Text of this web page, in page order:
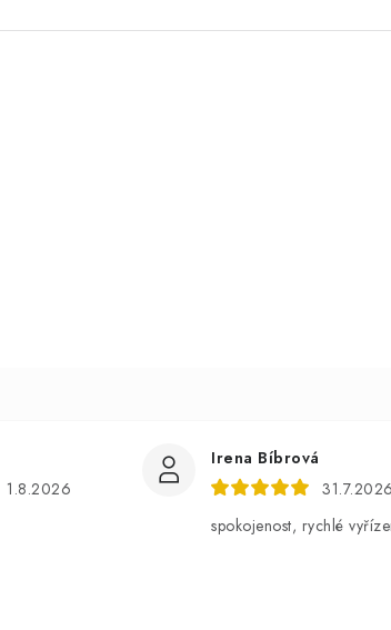
1.8.2026
Irena Bíbrová
31.7.2026
spokojenost, rychlé